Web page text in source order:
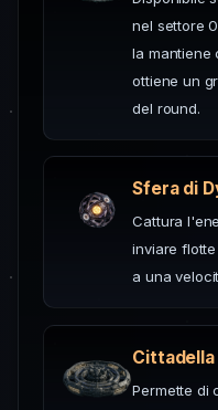
nel settore
la mantiene
ottiene un
del round.
Sfera di
Cattura
inviare
a una
Cittadella
Permette di